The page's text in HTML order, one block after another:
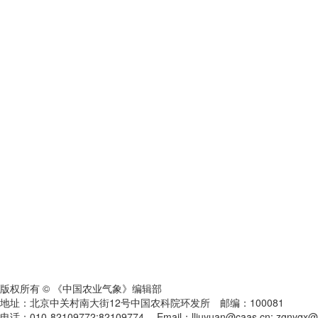
版权所有 © 《中国农业气象》编辑部
地址：北京中关村南大街12号中国农科院环发所 邮编：100081